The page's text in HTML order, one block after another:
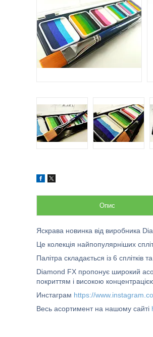
Опис
Яскрава новинка від виробника
Це колекція найпопулярніших
Палітра складається із 6 сплітків
Diamond FX пропонує широкий
покриттям і високою концентрацією
Инстаграм https://
Весь асортимент на нашому сайті